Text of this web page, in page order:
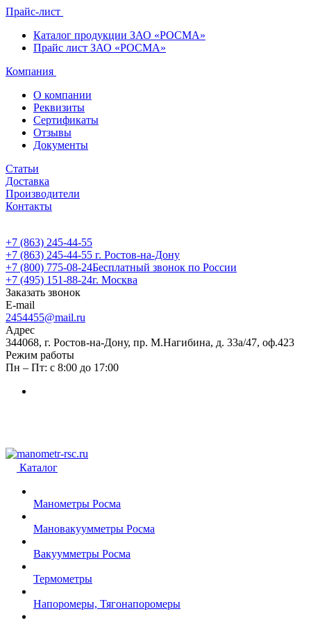
Прайс-лист
Каталог продукции ЗАО «РОСМА»
Прайс лист ЗАО «РОСМА»
Компания
О компании
Реквизиты
Сертификаты
Отзывы
Документы
Статьи
Доставка
Производители
Контакты
+7 (863) 245-44-55
+7 (863) 245-44-55 г. Ростов-на-Дону
+7 (800) 775-08-24Бесплатный звонок по России
+7 (495) 151-88-24г. Москва
Заказать звонок
E-mail
2454455@mail.ru
Адрес
344068, г. Ростов-на-Дону, пр. М.Нагибина, д. 33а/47, оф.423
Режим работы
Пн – Пт: с 8:00 до 17:00
Каталог
Манометры Росма
Мановакуумметры Росма
Вакуумметры Росма
Термометры
Напоромеры, Тягонапоромеры